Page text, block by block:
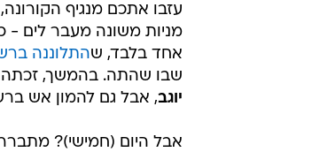
עזבו אתכם מנגיף
מניות משונה מעבר לים -
אחד בלבד, שהתלוננה
שבו שהתה. בהמשך, זכתה
יוגב, אבל גם להמון אש
אבל היום (חמישי)?